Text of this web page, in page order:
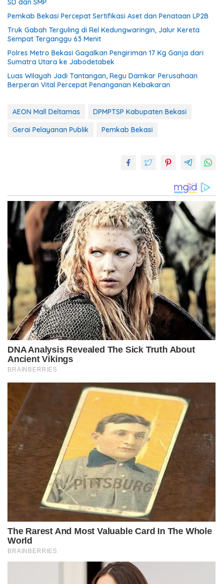
SD dan SMP
Pemkab Bekasi Percepat Sertifikasi Aset dan Penataan LP2B
Truk Gabah Terguling di Rel Kedungwaringin, Jalur Kereta
Sempat Terganggu 63 Menit
Polres Metro Bekasi Gagalkan Pengiriman 17 Kg Ganja dari
Sumatra Utara ke Jabodetabek
Luas Wilayah Jadi Tantangan, Regu Damkar Perusahaan
Berperan Vital Percepat Penanganan Kebakaran
AEON Mall Deltamas
DPMPTSP Kabupaten Bekasi
Gerai Pelayanan Publik
Pemkab Bekasi